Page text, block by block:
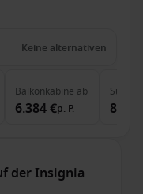
Keine alternativen
Balkonkabine ab
6.384 €p. P.
Suite
der Insignia